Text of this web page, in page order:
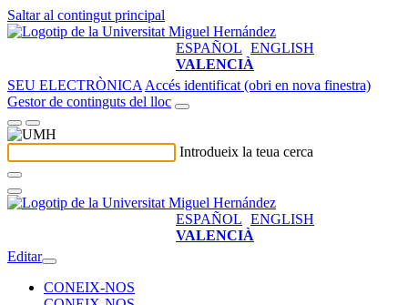
Saltar al contingut principal
ESPAÑOL ENGLISH
VALENCIÀ
SEU ELECTRÒNICA Accés identificat (obri en nova finestra)
Gestor de continguts del lloc
Introdueix la teua cerca
ESPAÑOL ENGLISH
VALENCIÀ
Editar
CONEIX-NOS